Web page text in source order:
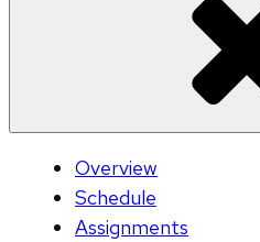
Overview
Schedule
Assignments